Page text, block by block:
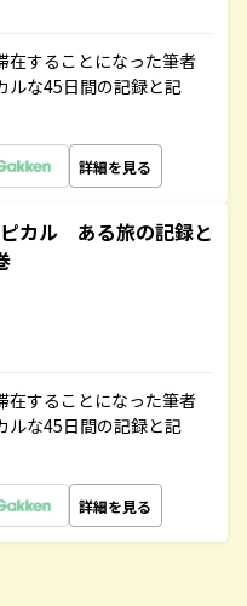
在することになった筆者
ルな45日間の記録と記
詳細を見る
カル ある旅の記録と
在することになった筆者
ルな45日間の記録と記
詳細を見る